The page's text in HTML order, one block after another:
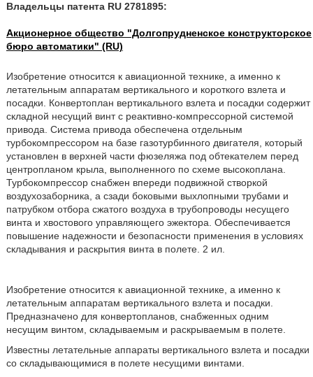
Владельцы патента RU 2781895:
Акционерное общество "Долгопрудненское конструкторское
бюро автоматики" (RU)
Изобретение относится к авиационной технике, а именно к
летательным аппаратам вертикального и короткого взлета и
посадки. Конвертоплан вертикального взлета и посадки содержит
складной несущий винт с реактивно-компрессорной системой
привода. Система привода обеспечена отдельным
турбокомпрессором на базе газотурбинного двигателя, который
установлен в верхней части фюзеляжа под обтекателем перед
центропланом крыла, выполненного по схеме высокоплана.
Турбокомпрессор снабжен впереди подвижной створкой
воздухозаборника, а сзади боковыми выхлопными трубами и
патрубком отбора сжатого воздуха в трубопроводы несущего
винта и хвостового управляющего эжектора. Обеспечивается
повышение надежности и безопасности применения в условиях
складывания и раскрытия винта в полете. 2 ил.
Изобретение относится к авиационной технике, а именно к
летательным аппаратам вертикального взлета и посадки.
Предназначено для конвертопланов, снабженных одним
несущим винтом, складываемым и раскрываемым в полете.
Известны летательные аппараты вертикального взлета и посадки
со складывающимися в полете несущими винтами.